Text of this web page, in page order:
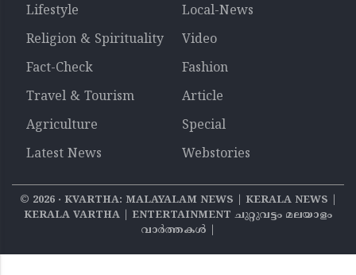
Lifestyle
Local-News
Religion & Spirituality
Video
Fact-Check
Fashion
Travel & Tourism
Article
Agriculture
Special
Latest News
Webstories
© 2026‧ KVARTHA: MALAYALAM NEWS | KERALA NEWS |
KERALA VARTHA | ENTERTAINMENT ചുറ്റുവട്ടം മലയാളം
വാര്‍ത്തകൾ |